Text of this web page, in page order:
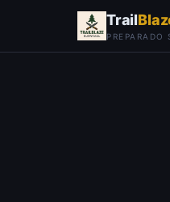
Trail
PREPARADO